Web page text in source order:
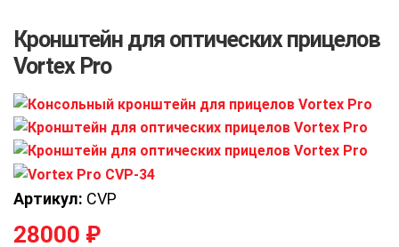
Кронштейн для оптических прицелов
Vortex Pro
Артикул: CVP
28000 ₽